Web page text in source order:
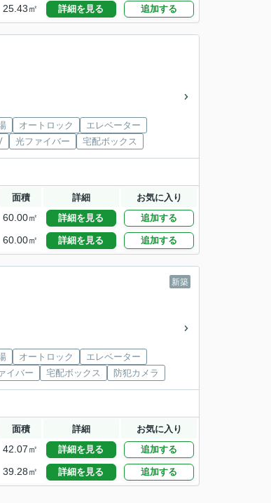
25.43㎡ 詳細を見る 追加する
オートロック
エレベーター
光ファイバー 宅配ボックス
面積 詳細 お気に入り
60.00㎡ 詳細を見る 追加する
60.00㎡ 詳細を見る 追加する
新築
オートロック
エレベーター
イバー
宅配ボックス 防犯カメラ
面積 詳細 お気に入り
42.07㎡ 詳細を見る 追加する
39.28㎡ 詳細を見る 追加する